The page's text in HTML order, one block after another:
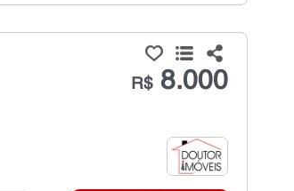
R$8.000